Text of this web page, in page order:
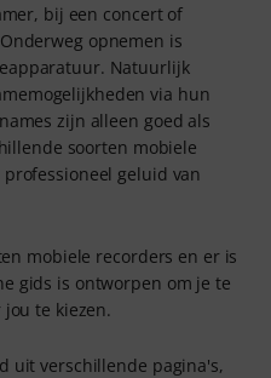
bij een concert of
opnemen is
Natuurlijk
via hun
zijn alleen goed als
soorten mobiele
geluid van
mobiele recorders en er is
gids is ontworpen om je te
te kiezen.
uit verschillende pagina's,